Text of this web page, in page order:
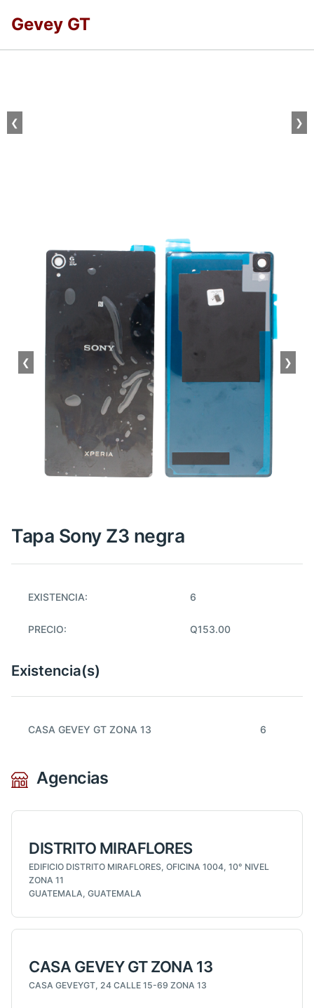
Gevey GT
❮ ❯
❮ ❯
Tapa Sony Z3 negra
EXISTENCIA: 6
PRECIO: Q153.00
Existencia(s)
CASA GEVEY GT ZONA 13 6
Agencias
DISTRITO MIRAFLORES
EDIFICIO DISTRITO MIRAFLORES, OFICINA 1004, 10° NIVEL
ZONA 11
GUATEMALA, GUATEMALA
CASA GEVEY GT ZONA 13
CASA GEVEYGT, 24 CALLE 15-69 ZONA 13